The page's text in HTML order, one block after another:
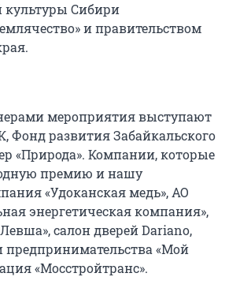
культуры Сибири
и правительством
мероприятия выступают
Фонд развития Забайкальского
«Природа». Компании, которые
премию и нашу
«Удоканская медь», АО
энергетическая компания»,
салон дверей Dariano,
предпринимательства «Мой
«Мосстройтранс».